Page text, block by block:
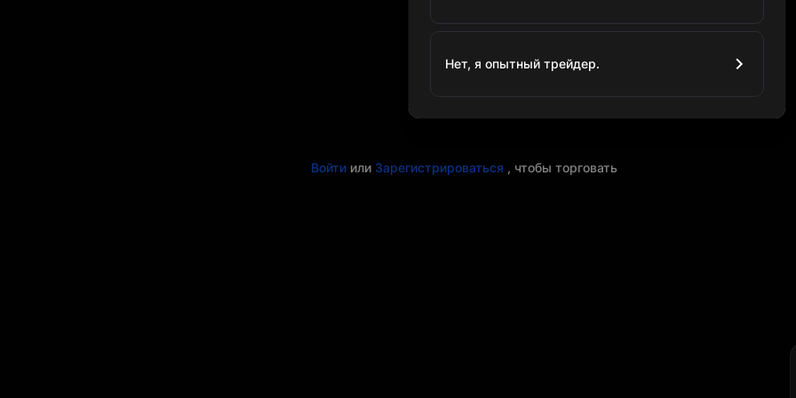
Войти или Зарегистрироваться , чтобы торговать
Нет, я опытный трейдер.